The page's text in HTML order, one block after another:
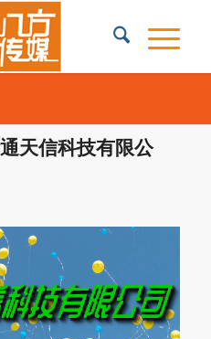
天信科技有限公